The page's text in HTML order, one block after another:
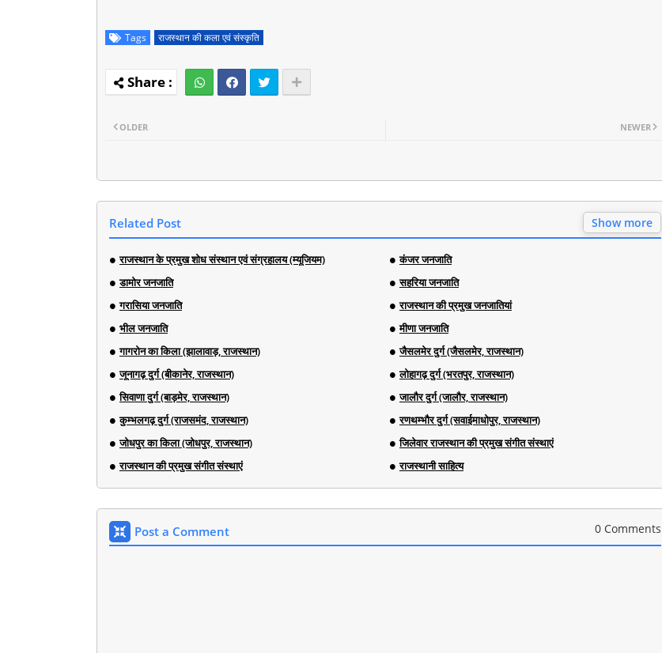
Tags राजस्थान की कला एवं संस्कृति
NEWER
OLDER
Related Post Show more
राजस्थान के प्रमुख शोध संस्थान एवं संग्रहालय (म्यूजियम)
कंजर जनजाति
डामोर जनजाति
सहरिया जनजाति
गरासिया जनजाति
राजस्थान की प्रमुख जनजातियां
भील जनजाति
मीणा जनजाति
गागरोन का किला (झालावाड़, राजस्थान)
जैसलमेर दुर्ग (जैसलमेर, राजस्थान)
जूनागढ़ दुर्ग (बीकानेर, राजस्थान)
लोहागढ़ दुर्ग (भरतपुर, राजस्थान)
सिवाणा दुर्ग (बाड़मेर, राजस्थान)
जालौर दुर्ग (जालौर, राजस्थान)
कुम्भलगढ़ दुर्ग (राजसमंद, राजस्थान)
रणथम्भौर दुर्ग (सवाईमाधोपुर, राजस्थान)
जोधपुर का किला (जोधपुर, राजस्थान)
जिलेवार राजस्थान की प्रमुख संगीत संस्थाएं
राजस्थान की प्रमुख संगीत संस्थाएं
राजस्थानी साहित्य
Post a Comment 0 Comments